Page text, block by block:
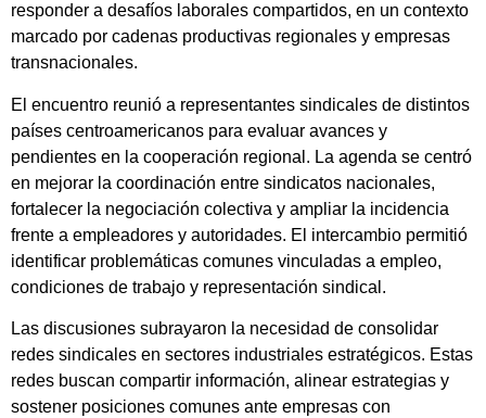
responder a desafíos laborales compartidos, en un contexto
marcado por cadenas productivas regionales y empresas
transnacionales.
El encuentro reunió a representantes sindicales de distintos
países centroamericanos para evaluar avances y
pendientes en la cooperación regional. La agenda se centró
en mejorar la coordinación entre sindicatos nacionales,
fortalecer la negociación colectiva y ampliar la incidencia
frente a empleadores y autoridades. El intercambio permitió
identificar problemáticas comunes vinculadas a empleo,
condiciones de trabajo y representación sindical.
Las discusiones subrayaron la necesidad de consolidar
redes sindicales en sectores industriales estratégicos. Estas
redes buscan compartir información, alinear estrategias y
sostener posiciones comunes ante empresas con